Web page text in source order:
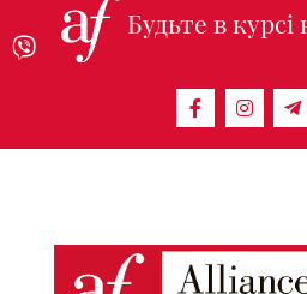
Будьте в